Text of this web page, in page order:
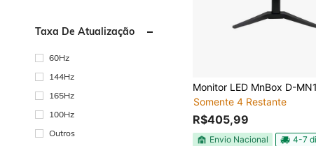
Taxa De Atualização
60Hz
144Hz
165Hz
100Hz
Outros
Somente 4 Restante
R$405,99
Envio Nacional 4-7